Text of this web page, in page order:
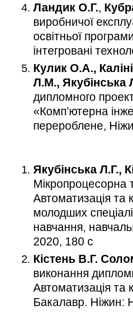
Ландик О.Г.,
виробничої
освітньої
інтегровані
Кулик О.А.,
Л.М., Якубінська
дипломного
«Комп’ютерна
перероблене,
Якубінська Л.Г.,
Мікропроцесорна
Автоматизація та
молодших
навчання,
2020, 180 с
Кістень В.Г.
виконання
Автоматизація та
Бакалавр. Ніжин: